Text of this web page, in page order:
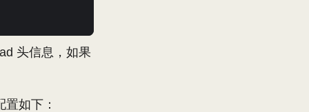
头信息，如果
如下：